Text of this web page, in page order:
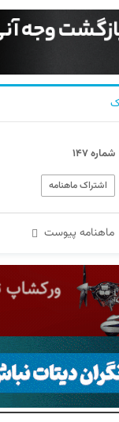
شماره ۱۴۷
اشتراک ماهنامه
ماهنامه پیوست